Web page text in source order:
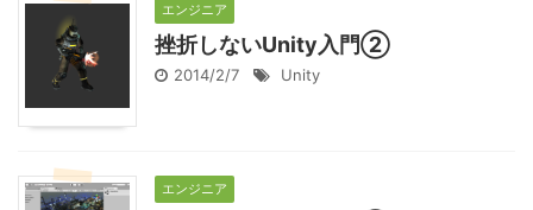
エンジニア
挫折しないUnity入門②
2014/2/7 Unity
エンジニア